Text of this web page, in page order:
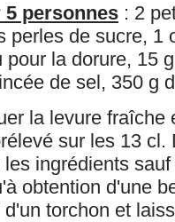
personnes : 2
perles de sucre,
pour la dorure, 15
de sel, 350 g
la levure fraîche
sur les 13 cl.
ingrédients
obtention d'une
torchon et